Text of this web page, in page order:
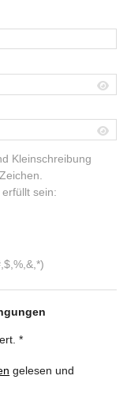
Kleinschreibung
sein:
*
gelesen und